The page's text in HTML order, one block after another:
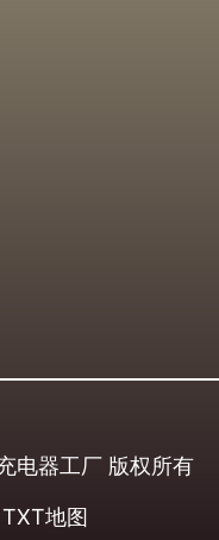
电器工厂版权所有
TXT地图